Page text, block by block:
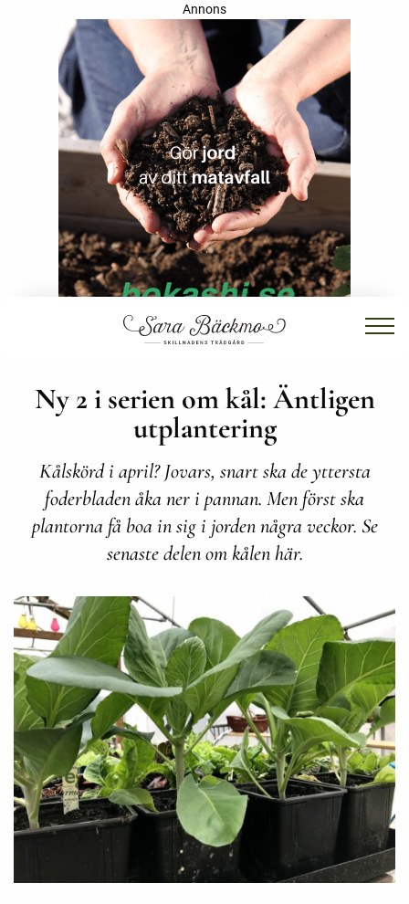
Annons
Ny 2 i serien om kål: Äntligen
utplantering
Kålskörd i april? Jovars, snart ska de yttersta
foderbladen åka ner i pannan. Men först ska
plantorna få boa in sig i jorden några veckor. Se
senaste delen om kålen här.